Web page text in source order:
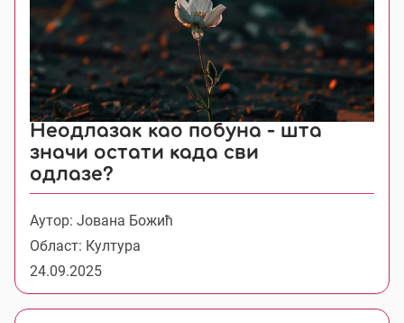
Неодлазак као побуна - шта
значи остати када сви
одлазе?
Аутор: Јована Божић
Област: Култура
24.09.2025